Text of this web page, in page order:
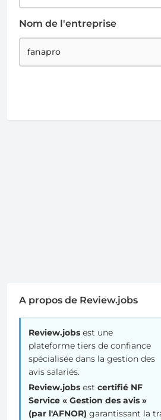
Nom de l'entreprise
A propos de Review.jobs
Review.jobs est une
plateforme tiers de confiance
spécialisée dans la gestion des
avis salariés.
Review.jobs est certifié NF
Service « Gestion des avis »
(par l'AFNOR) garantissant la